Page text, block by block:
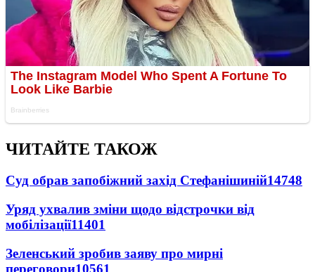
ЧИТАЙТЕ ТАКОЖ
Суд обрав запобіжний захід Стефанішиній14748
Уряд ухвалив зміни щодо відстрочки від
мобілізації11401
Зеленський зробив заяву про мирні
переговори10561